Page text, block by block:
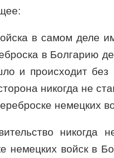
в самом деле
в Болгарию
и происходит
никогда не
немецких
немецких войск в